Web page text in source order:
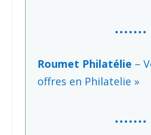
…….
Roumet Philatélie –
offres en Philatelie »
…….